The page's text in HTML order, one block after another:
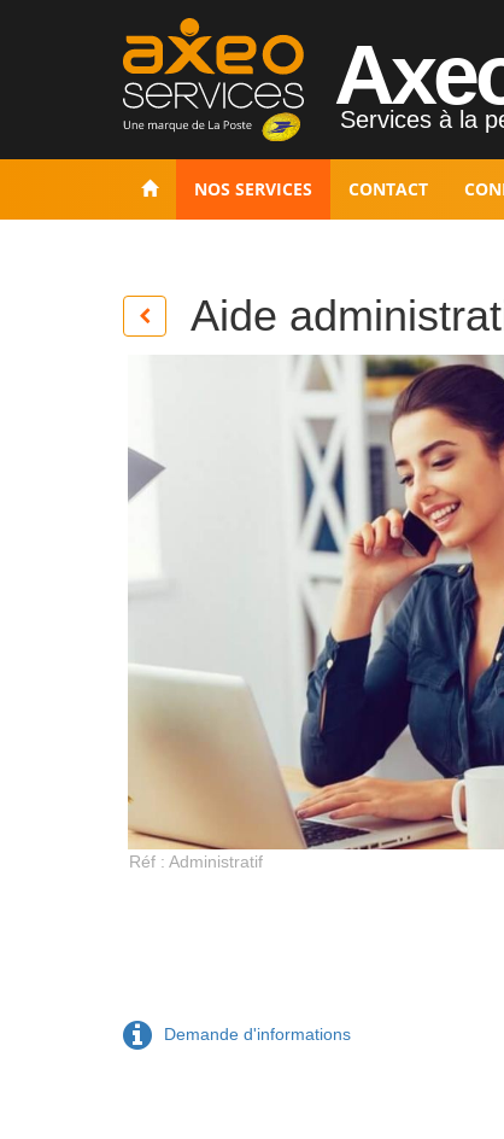
Services à la
NOS SERVICES CONTACT
Aide
Réf : Administratif
Demande d'informations